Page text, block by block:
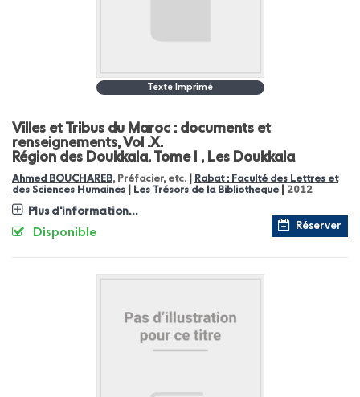
Texte Imprimé
Villes et Tribus du Maroc : documents et
renseignements, Vol .X.
Région des Doukkala. Tome I , Les Doukkala
Ahmed BOUCHAREB, Préfacier, etc.
Rabat : Faculté des Lettres et
des Sciences Humaines
Les Trésors de la Bibliotheque 2012
Plus d'information...
Réserver
Disponible